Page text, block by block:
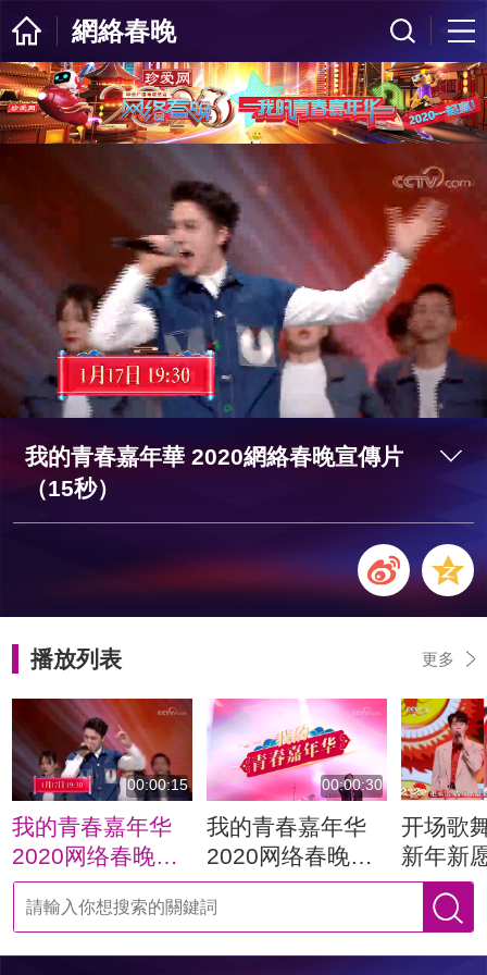
網絡春晚
我的青春嘉年華 2020網絡春晚宣傳片
（15秒）
播放列表 更多
00:00:15
我的青春嘉年华
2020网络春晚宣
传片（15秒）
00:00:30
我的青春嘉年华
2020网络春晚宣
传片（30秒）
开场歌
新年新
唱：郁
勋 陈